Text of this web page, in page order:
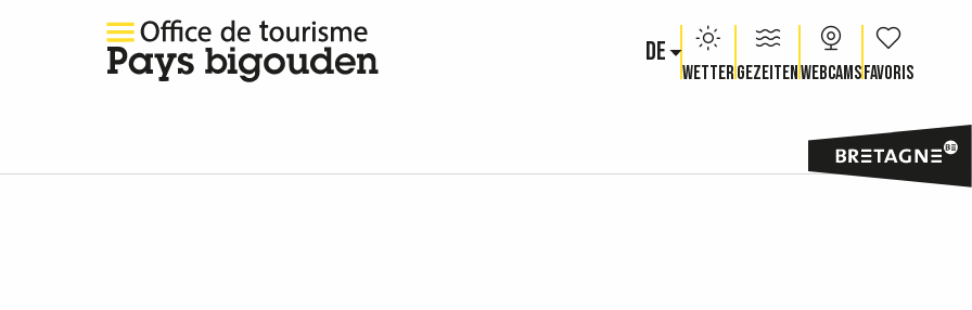
DE
WetterGezeitenWebcams Voir les